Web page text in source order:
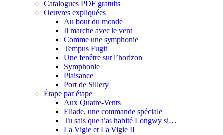
Catalogues PDF gratuits
Oeuvres expliquées
Au bout du monde
Il marche avec le vent
Comme une symphonie
Tempus Fugit
Une fenêtre sur l’horizon
Symphonie
Plaisance
Port de Sillery
Étape par étape
Aux Quatre-Vents
Eliade, une commande spéciale
Tu sais que t’as habité Longwy si…
La Vigie et La Vigie II